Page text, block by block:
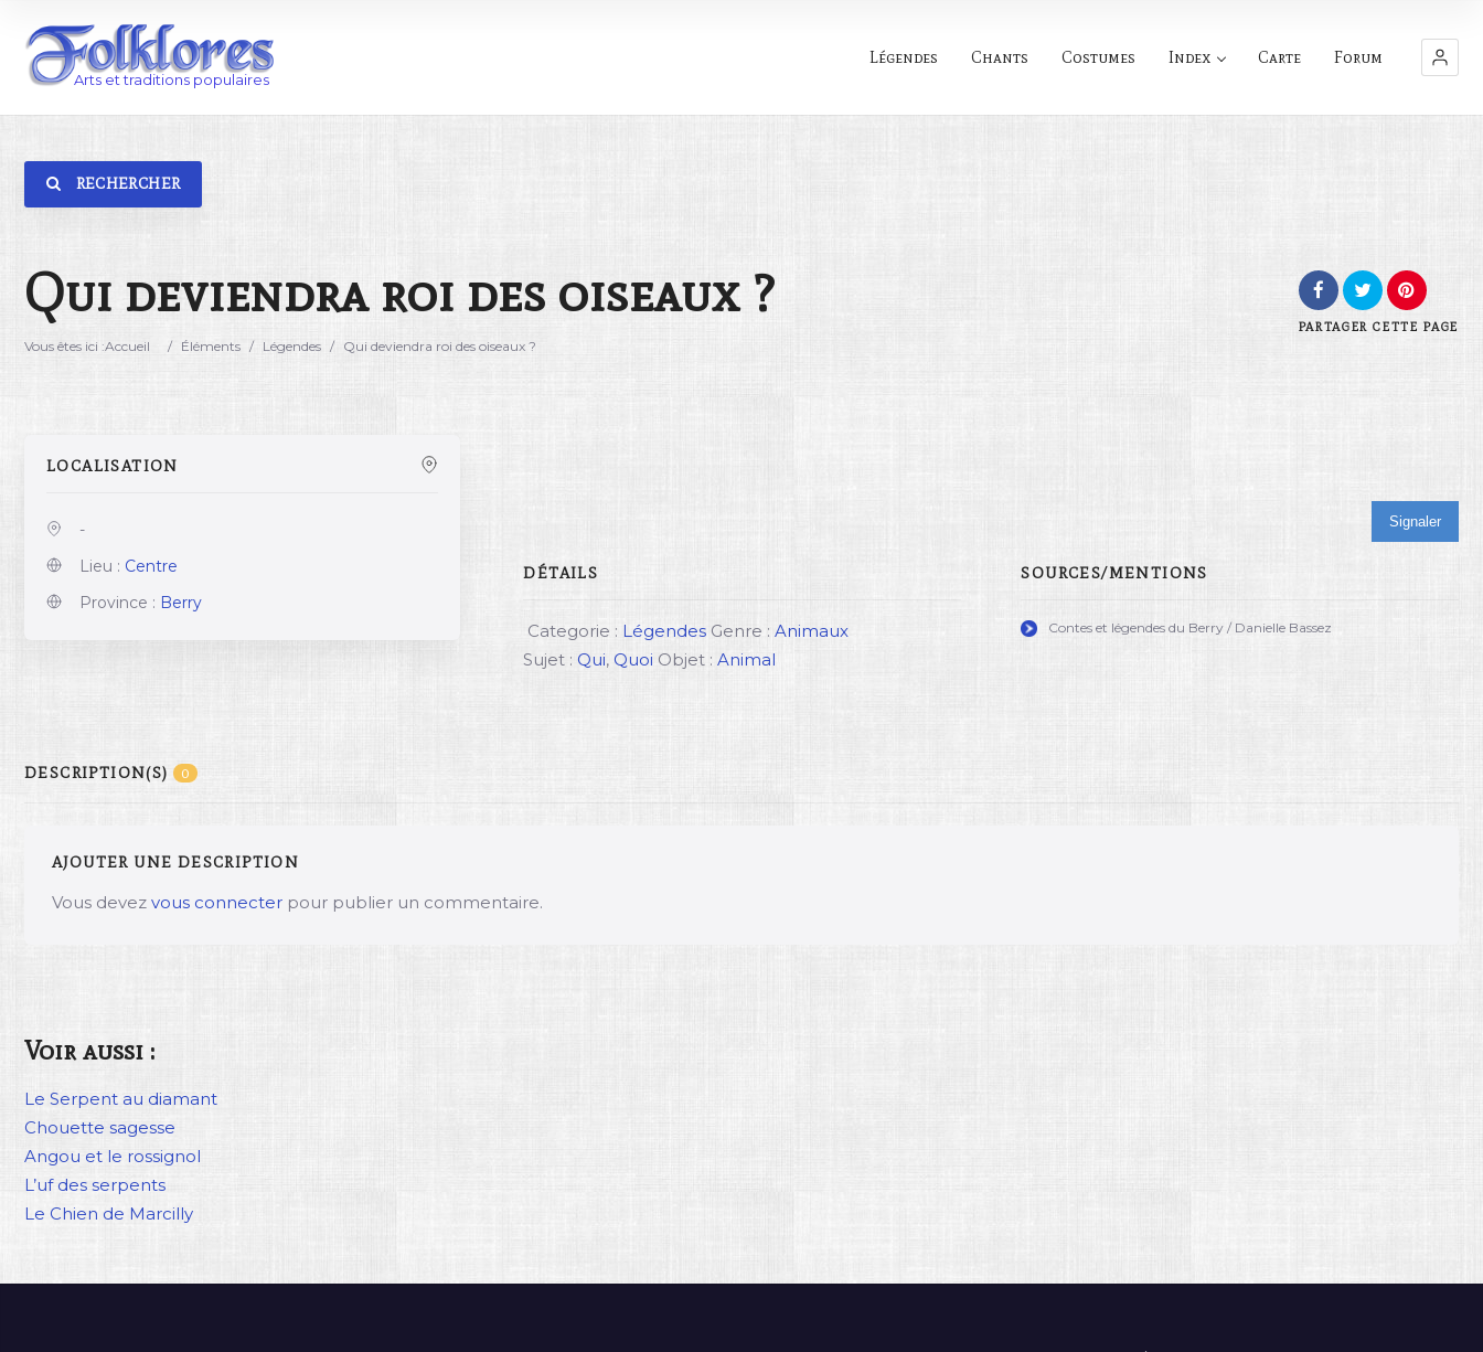
Légendes Chants Costumes Index Carte Forum
RECHERCHER
Qui deviendra roi des oiseaux ?
Vous êtes ici :Accueil / Éléments / Légendes / Qui deviendra roi des oiseaux ?
PARTAGER CETTE PAGE
LOCALISATION
-
Lieu : Centre
Province : Berry
Signaler
DÉTAILS
Categorie : Légendes Genre :Animaux
Sujet : Qui,Quoi Objet :Animal
SOURCES/MENTIONS
Contes et légendes du Berry / Danielle Bassez
DESCRIPTION(S) 0
AJOUTER UNE DESCRIPTION
Vous devez vous connecter pour publier un commentaire.
Voir aussi :
Le Serpent au diamant
Chouette sagesse
Angou et le rossignol
L’uf des serpents
Le Chien de Marcilly